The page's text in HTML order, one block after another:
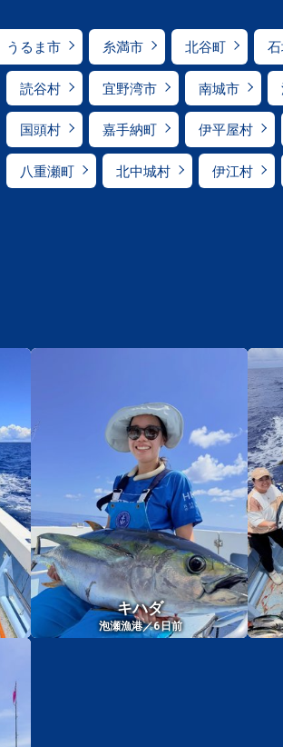
うるま市 糸満市 北谷町
読谷村 宜野湾市 南城市
国頭村 嘉手納町 伊平屋村
八重瀬町 北中城村 伊江村
キハダ
泡瀬漁港／6日前